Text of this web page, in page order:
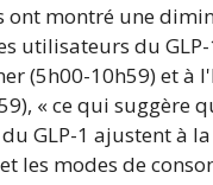
ont montré une
utilisateurs du
(5h00-10h59) et à
« ce qui suggère
GLP-1 ajustent à
les modes de